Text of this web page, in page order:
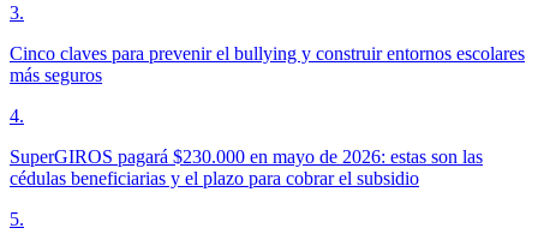
3.
Cinco claves para prevenir el bullying y construir entornos escolares
más seguros
4.
SuperGIROS pagará $230.000 en mayo de 2026: estas son las
cédulas beneficiarias y el plazo para cobrar el subsidio
5.